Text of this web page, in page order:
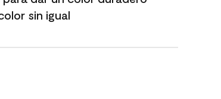
sin igual